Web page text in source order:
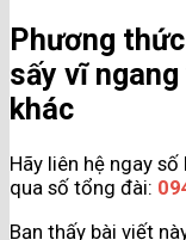
Phương
sấy vĩ
khác
Hãy liên hệ ngay
qua số tổng đài:
Bạn thấy bài viết